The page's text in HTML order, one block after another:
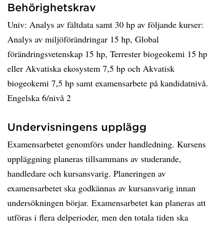
Behörighetskrav
Univ: Analys av fältdata samt 30 hp av följande kurser:
Analys av miljöförändringar 15 hp, Global
förändringsvetenskap 15 hp, Terrester biogeokemi 15 hp
eller Akvatiska ekosystem 7,5 hp och Akvatisk
biogeokemi 7,5 hp samt examensarbete på kandidatnivå.
Engelska 6/nivå 2
Undervisningens upplägg
Examensarbetet genomförs under handledning. Kursens
uppläggning planeras tillsammans av studerande,
handledare och kursansvarig. Planeringen av
examensarbetet ska godkännas av kursansvarig innan
undersökningen börjar. Examensarbetet kan planeras att
utföras i flera delperioder, men den totala tiden ska